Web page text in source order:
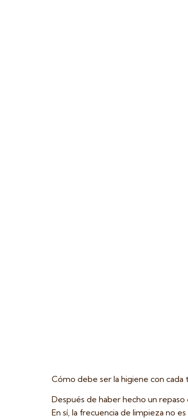
Cómo debe ser la higiene con
Después de haber hecho un
En sí, la frecuencia de limpieza no